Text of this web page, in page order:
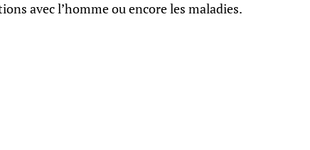
avec l’homme ou encore les maladies.